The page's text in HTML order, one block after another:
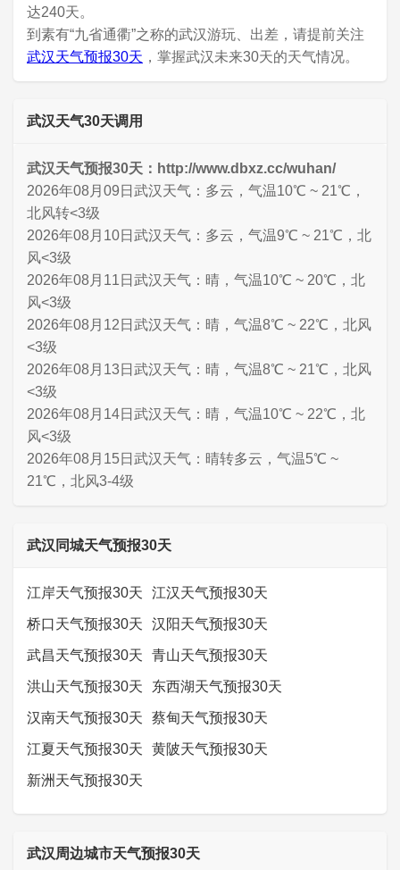
达240天。
到素有“九省通衢”之称的武汉游玩、出差，请提前关注
武汉天气预报30天 ，掌握武汉未来30天的天气情况。
武汉天气30天调用
武汉天气预报30天：http://www.dbxz.cc/wuhan/
2026年08月09日武汉天气：多云，气温10℃ ~ 21℃，
北风转<3级
2026年08月10日武汉天气：多云，气温9℃ ~ 21℃，北
风<3级
2026年08月11日武汉天气：晴，气温10℃ ~ 20℃，北
风<3级
2026年08月12日武汉天气：晴，气温8℃ ~ 22℃，北风
<3级
2026年08月13日武汉天气：晴，气温8℃ ~ 21℃，北风
<3级
2026年08月14日武汉天气：晴，气温10℃ ~ 22℃，北
风<3级
2026年08月15日武汉天气：晴转多云，气温5℃ ~
21℃，北风3-4级
武汉同城天气预报30天
江岸天气预报30天 江汉天气预报30天
桥口天气预报30天 汉阳天气预报30天
武昌天气预报30天 青山天气预报30天
洪山天气预报30天 东西湖天气预报30天
汉南天气预报30天 蔡甸天气预报30天
江夏天气预报30天 黄陂天气预报30天
新洲天气预报30天
武汉周边城市天气预报30天